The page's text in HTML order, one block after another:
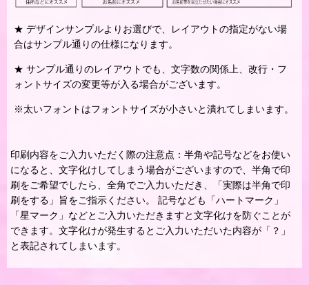
★ デザインサンプルよりお選びで、レイアウトの指定がない場
合はサンプル通りの仕様になります。
★ サンプル通りのレイアウトでも、文字数の関係上、改行・フ
ォントサイズの変更等が入る場合がございます。
※太いフォントはフォントサイズが小さいと潰れてしまいます。
印刷内容をご入力いただく際の注意点：半角や記号などをお使い
になると、文字化けしてしまう場合がございますので、半角で印
刷をご希望でしたら、全角でご入力いただき、「実際は半角で印
刷をする」旨をご指示ください。 記号なども「ハートマーク」
「星マーク」などとご入力いただきますと文字化けを防ぐことが
できます。文字化けが発生するとご入力いただいた内容が「？」
と表記されてしまいます。